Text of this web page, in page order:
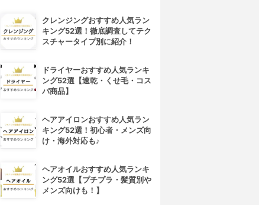
クレンジングおすすめ人気ラン
キング52選！徹底調査してテク
スチャータイプ別に紹介！
ドライヤーおすすめ人気ランキ
ング52選【速乾・くせ毛・コス
パ商品】
ヘアアイロンおすすめ人気ラン
キング52選！初心者・メンズ向
け・海外対応も♪
ヘアオイルおすすめ人気ランキ
ング52選【プチプラ・髪質別や
メンズ向けも！】